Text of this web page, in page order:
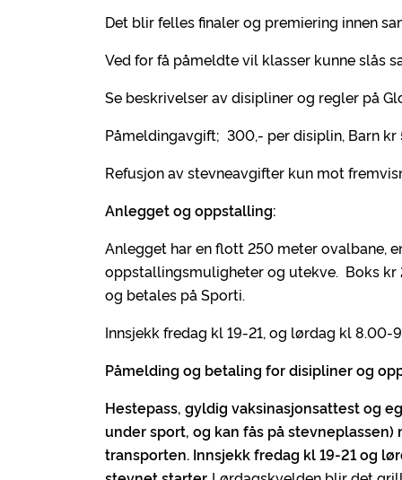
Det blir felles finaler og premiering innen
Ved for få påmeldte vil klasser kunne slås
Se beskrivelser av disipliner og regler på
Påmeldingavgift; 300,- per disiplin, Barn kr
Refusjon av stevneavgifter kun mot
Anlegget og oppstalling:
Anlegget har en flott 250 meter ovalbane,
oppstallingsmuligheter og utekve. Boks kr
og betales på Sporti.
Innsjekk fredag kl 19-21, og lørdag kl
Påmelding og betaling for disipliner og
Hestepass, gyldig vaksinasjonsattest og
under sport, og kan fås på
transporten. Innsjekk fredag kl 19-21 og